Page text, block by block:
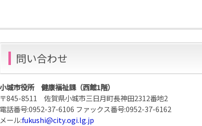
問い合わせ
小城市役所 健康福祉課（西館1階）
〒845-8511 佐賀県小城市三日月町長神田2312番地2
電話番号:0952-37-6106 ファックス番号:0952-37-6162
メール:fukushi@city.ogi.lg.jp